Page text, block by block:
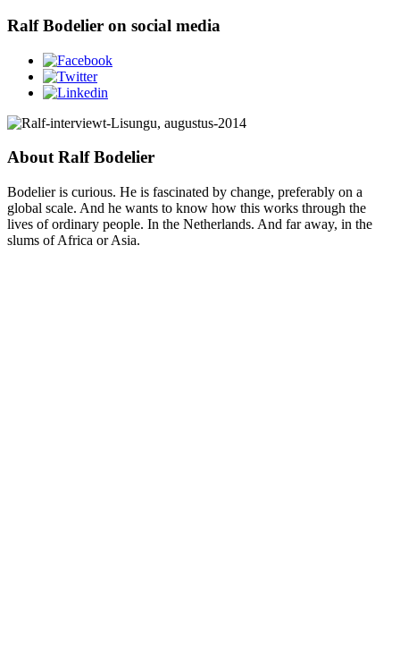
Ralf Bodelier on social media
About Ralf Bodelier
Bodelier is curious. He is fascinated by change, preferably on a
global scale. And he wants to know how this works through the
lives of ordinary people. In the Netherlands. And far away, in the
slums of Africa or Asia.